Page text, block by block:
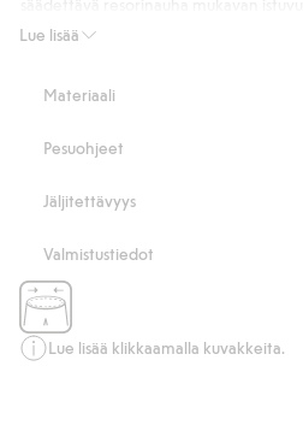
Lue lisääSisältää 100 % kierrätettyä
Materiaali
Pesuohjeet
Jäljitettävyys
Valmistustiedot
Lue lisää klikkaamalla kuvakkeita.